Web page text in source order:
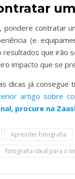
pondere contratar
(e
que irão
impacto que se
dicas já
artigo sobre
procure na
Aprender fotografia
fotografia ideal para o